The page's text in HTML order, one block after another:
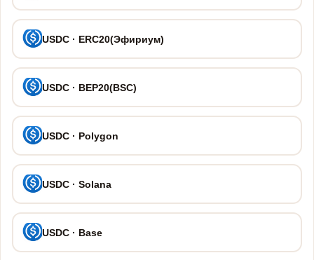
USDC · ERC20(Эфириум)
USDC · BEP20(BSC)
USDC · Polygon
USDC · Solana
USDC · Base